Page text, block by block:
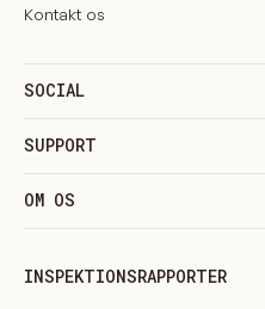
Kontakt os
SOCIAL
SUPPORT
OM OS
INSPEKTIONSRAPPORTER